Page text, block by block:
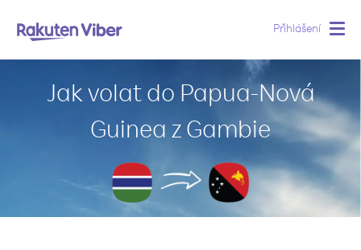
Přihlášení
Jak volat do Papua-Nová
Guinea z Gambie